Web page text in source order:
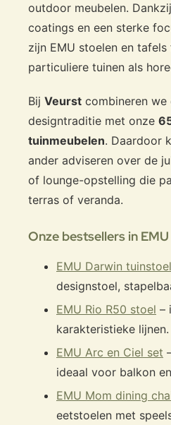
outdoor meubelen.
coatings en een sterke
zijn EMU stoelen en
particuliere tuinen als
Bij Veurst combineren we
designtraditie met onze
tuinmeubelen. Daardoor
ander adviseren over de
of lounge-opstelling die
terras of veranda.
Onze bestsellers in EMU
EMU Darwin tuinstoel
designstoel,
EMU Rio R50 stoel –
karakteristieke lijnen.
EMU Arc en Ciel set
ideaal voor balkon
EMU Mom dining
eetstoelen met